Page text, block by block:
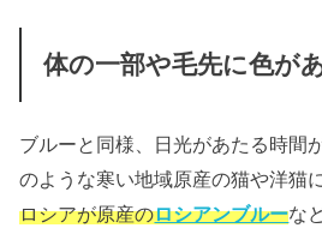
体の一部や毛先に色が
ブルーと同様、日光があたる時間
のような寒い地域原産の猫や洋猫
ロシアが原産のロシアンブルーな